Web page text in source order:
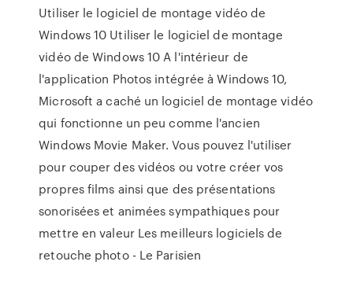
Utiliser le logiciel de montage vidéo de
Windows 10 Utiliser le logiciel de montage
vidéo de Windows 10 A l'intérieur de
l'application Photos intégrée à Windows 10,
Microsoft a caché un logiciel de montage vidéo
qui fonctionne un peu comme l'ancien
Windows Movie Maker. Vous pouvez l'utiliser
pour couper des vidéos ou votre créer vos
propres films ainsi que des présentations
sonorisées et animées sympathiques pour
mettre en valeur Les meilleurs logiciels de
retouche photo - Le Parisien